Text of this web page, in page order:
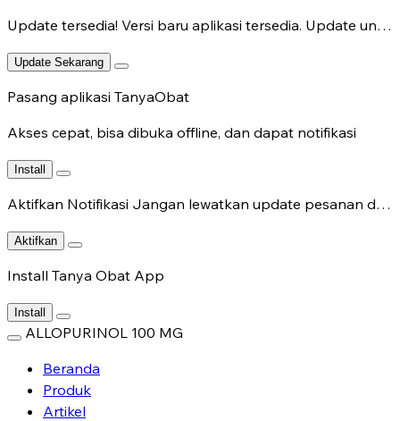
Update tersedia! Versi baru aplikasi tersedia. Update untuk fitur terbaru.
Update Sekarang
Pasang aplikasi TanyaObat
Akses cepat, bisa dibuka offline, dan dapat notifikasi
Install
Aktifkan Notifikasi Jangan lewatkan update pesanan dan chat dokter.
Aktifkan
Install Tanya Obat App
Install
ALLOPURINOL 100 MG
Beranda
Produk
Artikel